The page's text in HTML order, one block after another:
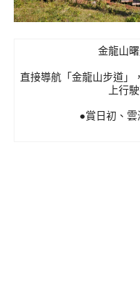
金龍山
直接導航「金龍山步道」
上行
●賞日初、